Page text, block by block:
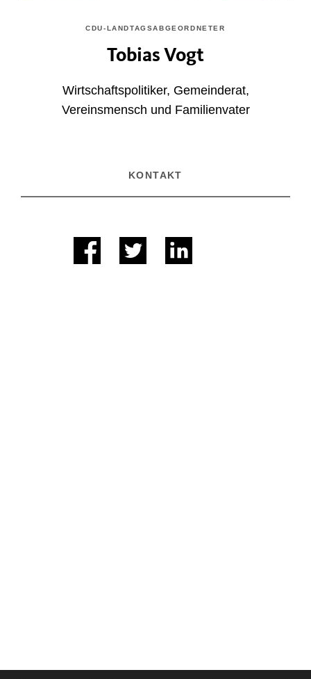
CDU-LANDTAGSABGEORDNETER
Tobias Vogt
Wirtschaftspolitiker, Gemeinderat,
Vereinsmensch und Familienvater
KONTAKT